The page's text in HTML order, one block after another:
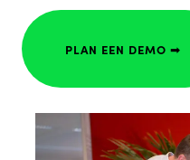
PLAN EEN DEMO ➟